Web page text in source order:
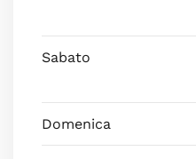
Sabato
Domenica